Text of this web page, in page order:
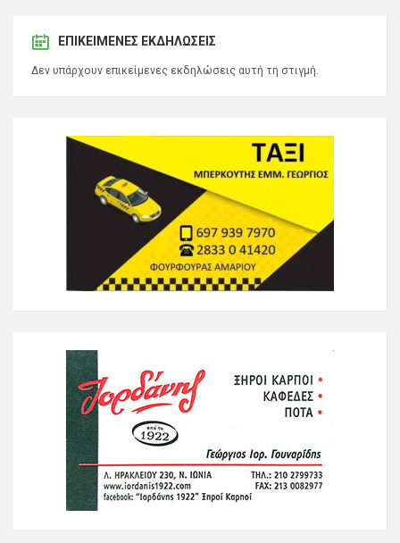
ΕΠΙΚΕΊΜΕΝΕΣ ΕΚΔΗΛΏΣΕΙΣ
Δεν υπάρχουν επικείμενες εκδηλώσεις αυτή τη στιγμή.